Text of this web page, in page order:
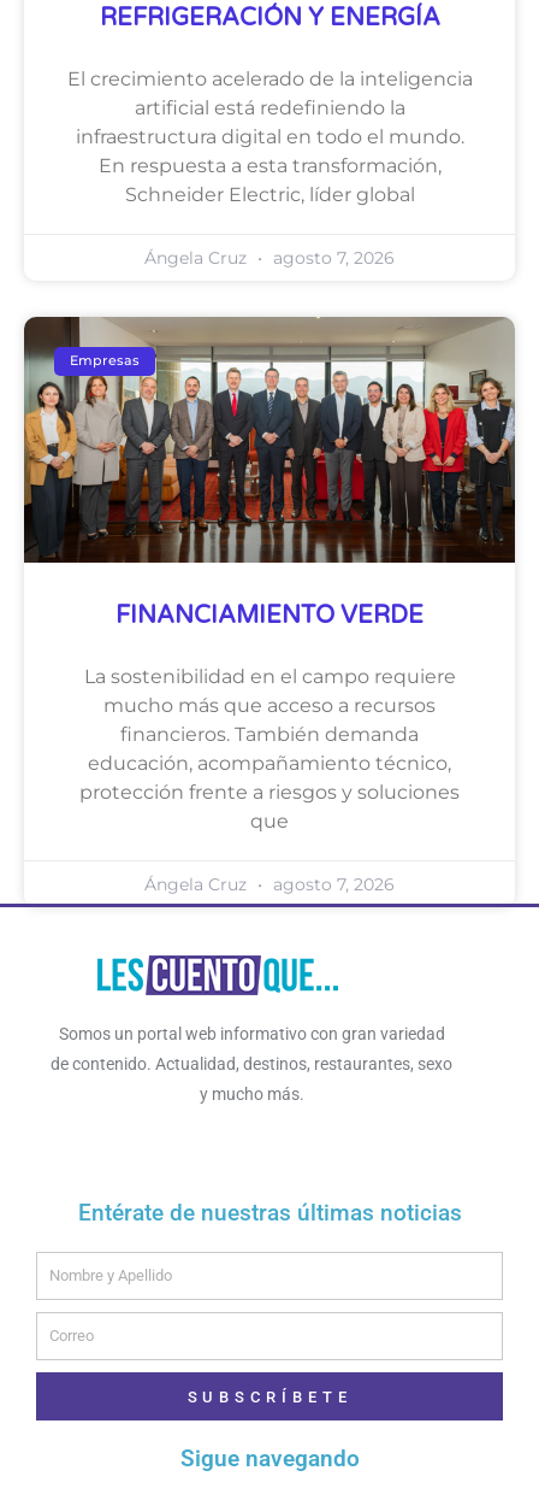
REFRIGERACIÓN Y ENERGÍA
El crecimiento acelerado de la inteligencia
artificial está redefiniendo la
infraestructura digital en todo el mundo.
En respuesta a esta transformación,
Schneider Electric, líder global
Ángela Cruz agosto 7, 2026
Empresas
FINANCIAMIENTO VERDE
La sostenibilidad en el campo requiere
mucho más que acceso a recursos
financieros. También demanda
educación, acompañamiento técnico,
protección frente a riesgos y soluciones
que
Ángela Cruz agosto 7, 2026
Somos un portal web informativo con gran variedad
de contenido. Actualidad, destinos, restaurantes, sexo
y mucho más.
Entérate de nuestras últimas noticias
SUBSCRÍBETE
Sigue navegando